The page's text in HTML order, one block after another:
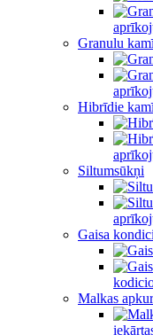
Granulu
Hibrīdie
Siltumsūkņi
Gaisa
Malkas